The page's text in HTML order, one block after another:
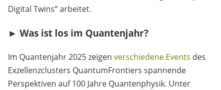
Digital Twins“ arbeitet.
► Was ist los im Quantenjahr?
Im Quantenjahr 2025 zeigen verschiedene Events des
Exzellenzclusters QuantumFrontiers spannende
Perspektiven auf 100 Jahre Quantenphysik. Unter